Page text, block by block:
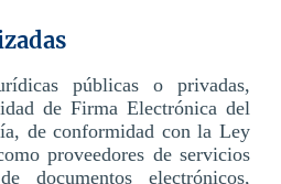
públicas o privadas,
de Firma Electrónica del
de conformidad con la Ley
proveedores de servicios
documentos electrónicos,